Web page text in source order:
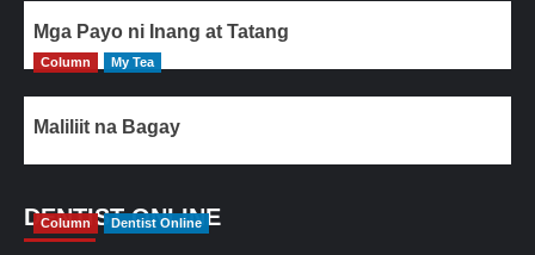
Mga Payo ni Inang at Tatang
Column My Tea
Maliliit na Bagay
DENTIST ONLINE
Column Dentist Online